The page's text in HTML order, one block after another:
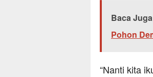
Baca
Pohon
“Nanti kita